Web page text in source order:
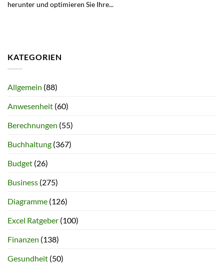
herunter und optimieren Sie Ihre...
KATEGORIEN
Allgemein (88)
Anwesenheit (60)
Berechnungen (55)
Buchhaltung (367)
Budget (26)
Business (275)
Diagramme (126)
Excel Ratgeber (100)
Finanzen (138)
Gesundheit (50)